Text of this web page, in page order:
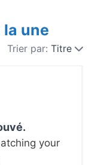
la une
Trier par: Titre
your